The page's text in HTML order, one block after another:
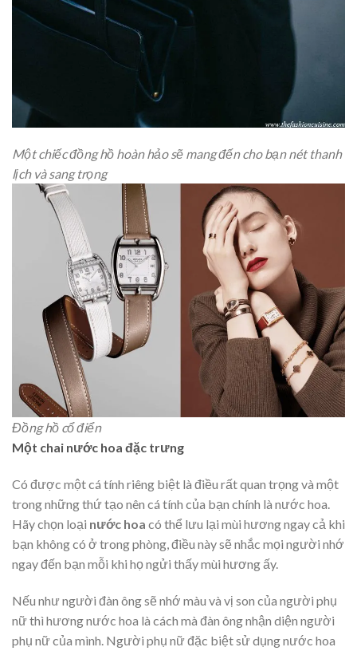
Một chiếc đồng hồ hoàn hảo sẽ mang đến cho bạn nét thanh
lịch và sang trọng
Đồng hồ cổ điển
Một chai nước hoa đặc trưng
Có được một cá tính riêng biệt là điều rất quan trọng và một
trong những thứ tạo nên cá tính của bạn chính là nước hoa.
Hãy chọn loại nước hoa có thể lưu lại mùi hương ngay cả khi
bạn không có ở trong phòng, điều này sẽ nhắc mọi người nhớ
ngay đến bạn mỗi khi họ ngửi thấy mùi hương ấy.
Nếu như người đàn ông sẽ nhớ màu và vị son của người phụ
nữ thì hương nước hoa là cách mà đàn ông nhận diện người
phụ nữ của mình. Người phụ nữ đặc biệt sử dụng nước hoa